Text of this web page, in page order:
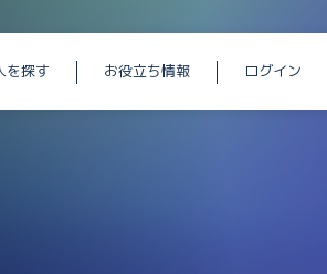
を探す お役立ち情報 ログイン